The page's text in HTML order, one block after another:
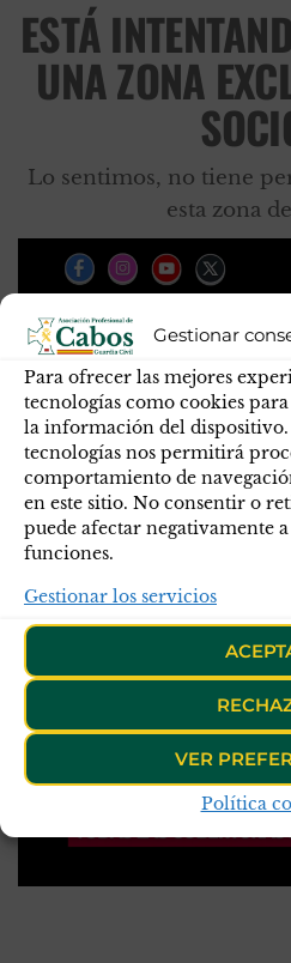
Gestionar
Para ofrecer las mejores
tecnologías como cookies
la información del dispositivo.
tecnologías nos permitirá
comportamiento de
en este sitio. No consentir o
puede afectar negativamente
funciones.
Gestionar los servicios
VER
Política
ESTÁ
UNA ZONA
Lo sentimos, no tiene
esta zona